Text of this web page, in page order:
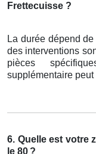
Frettecuisse ?
La durée dépend
des interventions
pièces
supplémentaire peut
6. Quelle est votre
le 80 ?